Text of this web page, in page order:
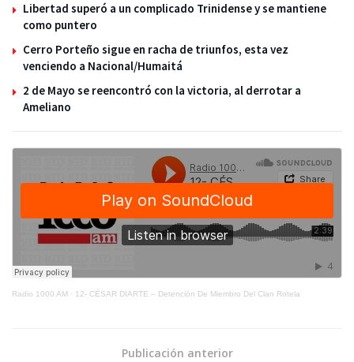
Libertad superó a un complicado Trinidense y se mantiene
como puntero
Cerro Porteño sigue en racha de triunfos, esta vez
venciendo a Nacional/Humaitá
2 de Mayo se reencontró con la victoria, al derrotar a
Ameliano
Radio 1000 AM · 12- CÉSAR DIARTE – Detención De Miembro Del Clan Rotela
Publicación anterior